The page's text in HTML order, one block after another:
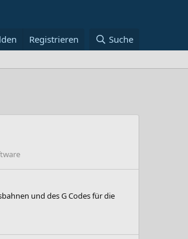
Registrieren Suche
und des G Codes für die